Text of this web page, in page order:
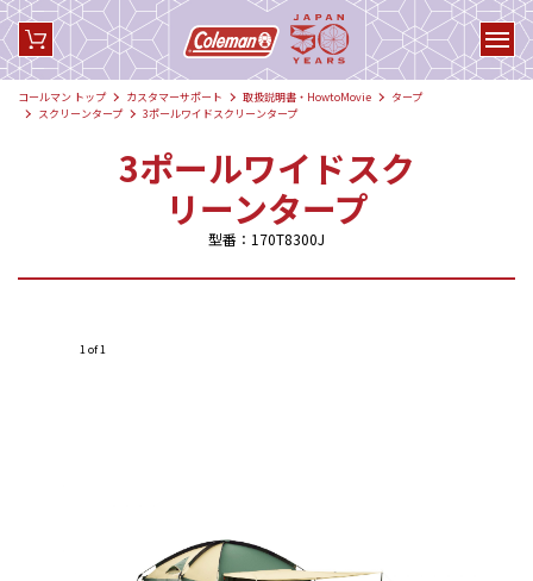
コールマン トップ カスタマーサポート 取扱説明書・HowtoMovie
タープ
スクリーンタープ
3ポールワイドスクリーンタープ
3ポールワイドスク
リーンタープ
型番：170T8300J
1 of 1